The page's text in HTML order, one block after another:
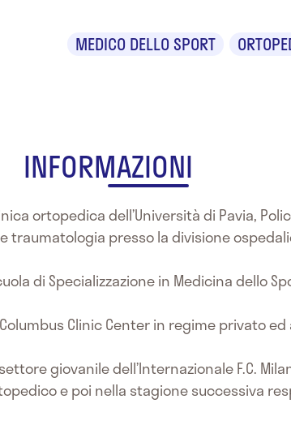
MEDICO DELLO SPORT
INFORMAZIONI
ortopedica dell’Università di Pavia,
presso la divisione
di Specializzazione in Medicina dello
Clinic Center in regime privato
giovanile dell’Internazionale F.C.
e poi nella stagione successiva